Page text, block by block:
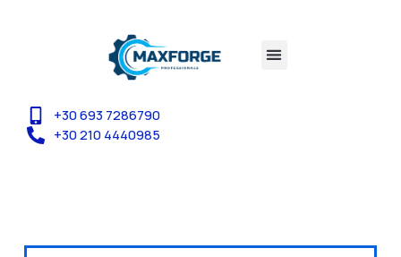
+30 693 7286790
+30 210 4440985